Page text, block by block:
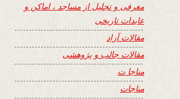
معرفی و تجلیل از مساجد ، اماکن و
عابدات تاریخی
مقالات آزاد
مقالات جالب و پژوهشی
مناجا ت
مناجات